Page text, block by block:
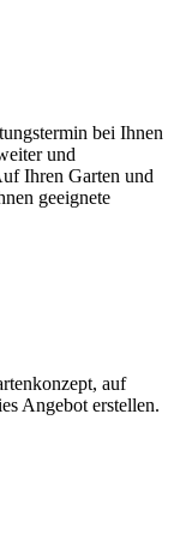
bei Ihnen
und
Ihren Garten und
geeignete
auf
Angebot erstellen.